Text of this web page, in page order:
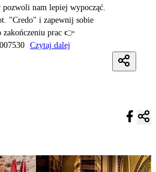
nam lepiej wypocząć.
"Credo" i zapewnij sobie
zakończeniu prac 👉
Czytaj dalej